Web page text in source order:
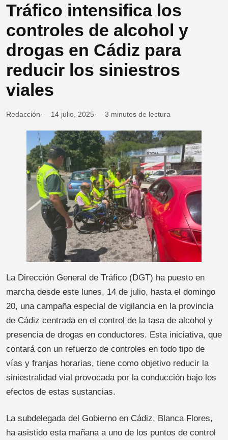
Tráfico intensifica los
controles de alcohol y
drogas en Cádiz para
reducir los siniestros
viales
Redacción 14 julio, 2025 3 minutos de lectura
La Dirección General de Tráfico (DGT) ha puesto en
marcha desde este lunes, 14 de julio, hasta el domingo
20, una campaña especial de vigilancia en la provincia
de Cádiz centrada en el control de la tasa de alcohol y
presencia de drogas en conductores. Esta iniciativa, que
contará con un refuerzo de controles en todo tipo de
vías y franjas horarias, tiene como objetivo reducir la
siniestralidad vial provocada por la conducción bajo los
efectos de estas sustancias.
La subdelegada del Gobierno en Cádiz, Blanca Flores,
ha asistido esta mañana a uno de los puntos de control